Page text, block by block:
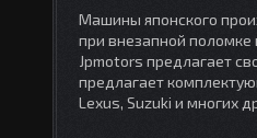
Машины японского
при внезапной поломке
Jpmotors предлагает
предлагает
Lexus, Suzuki и многих